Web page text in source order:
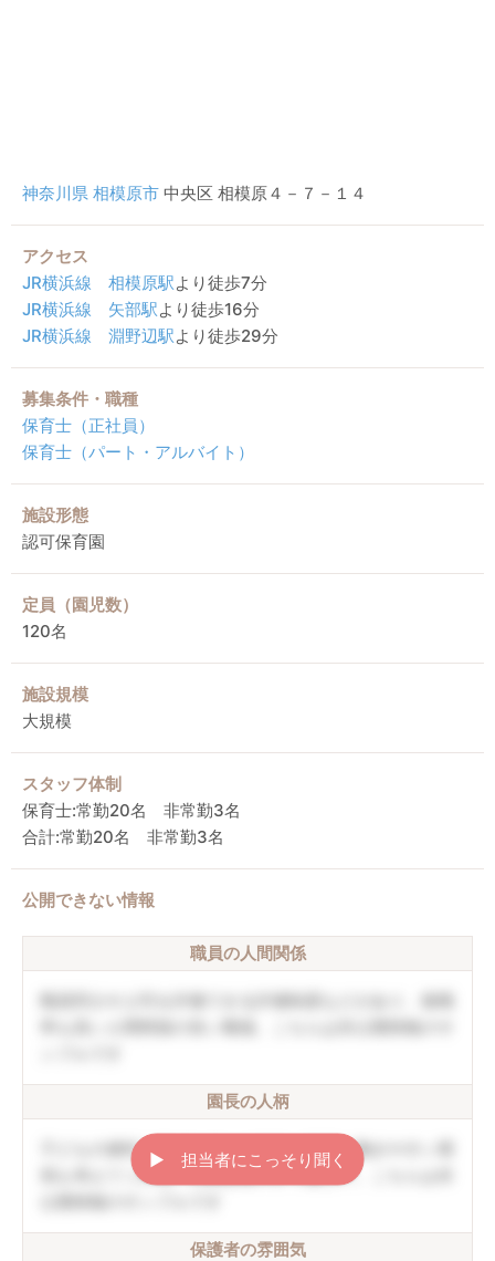
神奈川県 相模原市 中央区 相模原４－７－１４
アクセス
JR横浜線
相模原駅より徒歩7分
JR横浜線
矢部駅より徒歩16分
JR横浜線
淵野辺駅より徒歩29分
募集条件・職種
保育士（正社員）
保育士（パート・アルバイト）
施設形態
認可保育園
定員（園児数）
120名
施設規模
大規模
スタッフ体制
保育士:常勤20名 非常勤3名
合計:常勤20名 非常勤3名
公開できない情報
職員の人間関係
園長の人柄
子どもの個性を伸ばしていく方針。職員の働きやすい環
境も考えてくれる。口調は穏やかで優しい。こちらは非
保護者の雰囲気
▶︎ 担当者にこっそり聞く